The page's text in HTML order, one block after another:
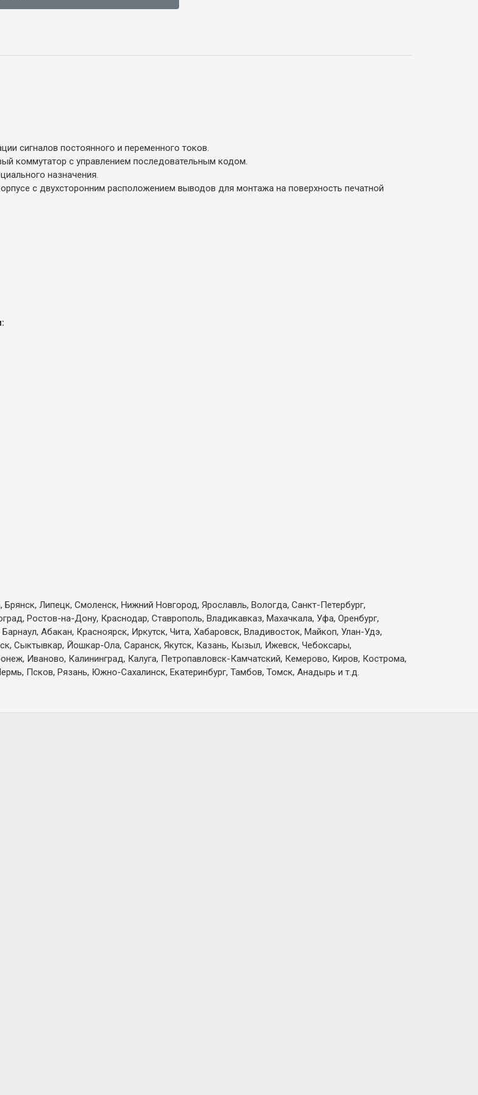
сигналов постоянного и переменного токов.
коммутатор с управлением последовательным кодом.
назначения.
с двухсторонним расположением выводов для монтажа на поверхность печатной
Брянск, Липецк, Смоленск, Нижний Новгород, Ярославль, Вологда, Санкт-Петербург,
Ростов-на-Дону, Краснодар, Ставрополь, Владикавказ, Махачкала, Уфа, Оренбург,
Абакан, Красноярск, Иркутск, Чита, Хабаровск, Владивосток, Майкоп, Улан-Удэ,
Сыктывкар, Йошкар-Ола, Саранск, Якутск, Казань, Кызыл, Ижевск, Чебоксары,
Иваново, Калининград, Калуга, Петропавловск-Камчатский, Кемерово, Киров, Кострома,
Псков, Рязань, Южно-Сахалинск, Екатеринбург, Тамбов, Томск, Анадырь и т.д.